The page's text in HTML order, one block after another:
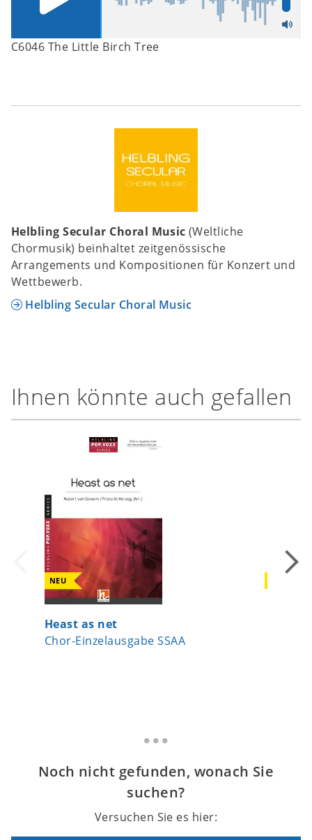
C6046 The Little Birch Tree
Helbling Secular Choral Music (Weltliche
Chormusik) beinhaltet zeitgenössische
Arrangements und Kompositionen für Konzert und
Wettbewerb.
Helbling Secular Choral Music
Ihnen könnte auch gefallen
NEU
Heast as net
Chor-Einzelausgabe SSAA
Noch nicht gefunden, wonach Sie
suchen?
Versuchen Sie es hier: